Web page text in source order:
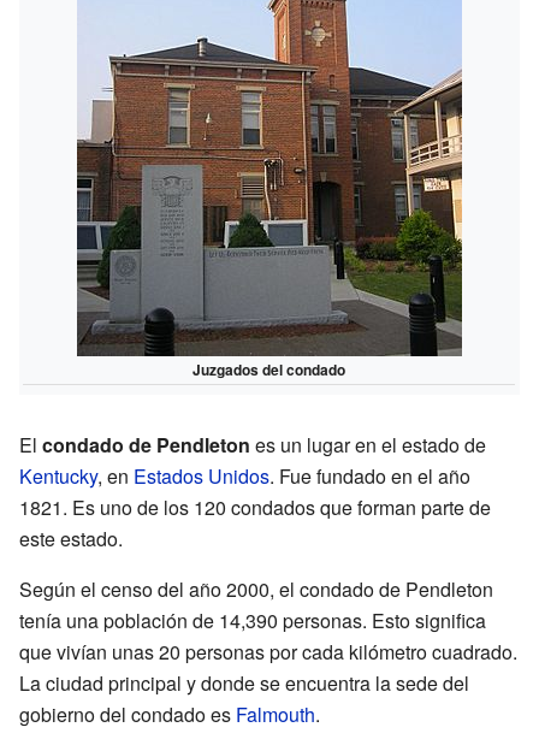
Juzgados del condado
El condado de Pendleton es un lugar en el estado de
Kentucky, en Estados Unidos. Fue fundado en el año
1821. Es uno de los 120 condados que forman parte de
este estado.
Según el censo del año 2000, el condado de Pendleton
tenía una población de 14,390 personas. Esto significa
que vivían unas 20 personas por cada kilómetro cuadrado.
La ciudad principal y donde se encuentra la sede del
gobierno del condado es Falmouth.